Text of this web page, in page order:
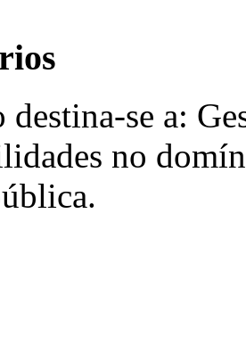
destina-se a:
no